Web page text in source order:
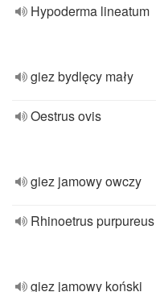
Hypoderma lineatum
giez bydlęcy mały
Oestrus ovis
giez jamowy owczy
Rhinoetrus purpureus
giez jamowy koński